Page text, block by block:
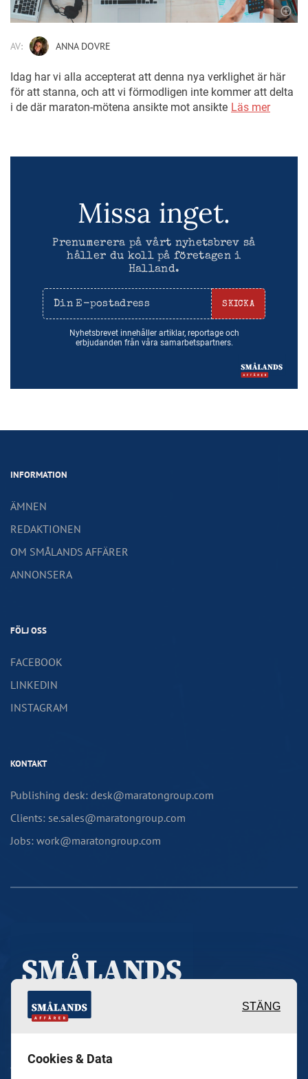
AV: ANNA DOVRE
Idag har vi alla accepterat att denna nya verklighet är här
för att stanna, och att vi förmodligen inte kommer att delta
i de där maraton-mötena ansikte mot ansikte Läs mer
Missa inget.
Prenumerera på vårt nyhetsbrev så
håller du koll på företagen i
Halland.
SKICKA
Nyhetsbrevet innehåller artiklar, reportage och
erbjudanden från våra samarbetspartners.
INFORMATION
ÄMNEN
REDAKTIONEN
OM SMÅLANDS AFFÄRER
ANNONSERA
FÖLJ OSS
FACEBOOK
LINKEDIN
INSTAGRAM
KONTAKT
Publishing desk: desk@maratongroup.com
Clients: se.sales@maratongroup.com
Jobs: work@maratongroup.com
värdefulla berättelser och
STÄNG
Cookies & Data